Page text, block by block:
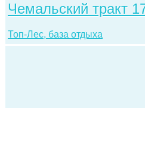
Чемальский тракт
Топ-Лес, база отдыха